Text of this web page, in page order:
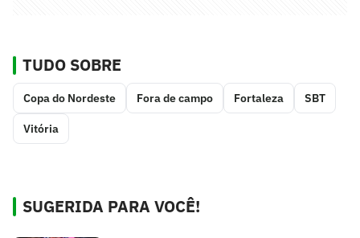
TUDO SOBRE
Copa do Nordeste Fora de campo Fortaleza SBT
Vitória
SUGERIDA PARA VOCÊ!